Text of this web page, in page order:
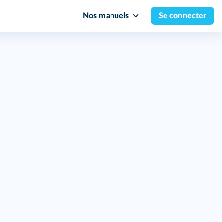
Nos manuels Se connecter